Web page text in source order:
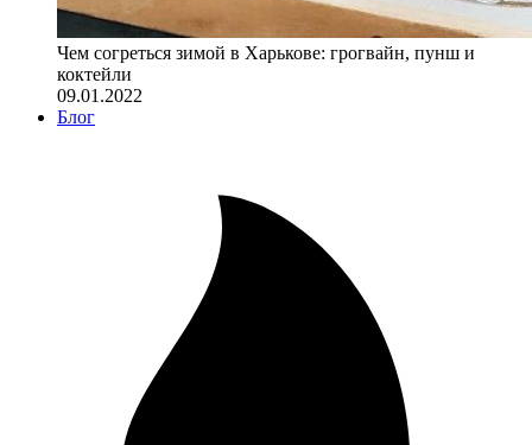
Чем согреться зимой в Харькове: грогвайн, пунш и
коктейли
09.01.2022
Блог